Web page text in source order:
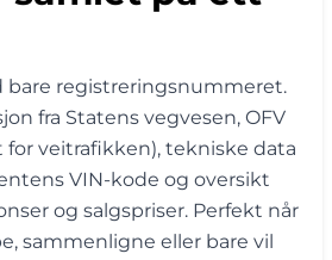
bare registreringsnummeret.
fra Statens vegvesen, OFV
for veitrafikken), tekniske data
VIN-kode og oversikt
og salgspriser. Perfekt når
sammenligne eller bare vil